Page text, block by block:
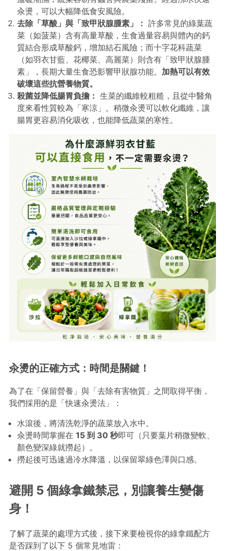
汆燙，可以大幅降低食安風險。
去除「草酸」與「致甲狀腺腫素」： 許多常見的綠葉蔬
菜（如菠菜）含有高量草酸，生食過量容易與體內的鈣
質結合形成草酸鈣，增加結石風險；而十字花科蔬菜
（如羽衣甘藍、花椰菜、高麗菜）則含有「致甲狀腺腫
素」，長期大量生食恐影響甲狀腺功能。 加熱可以有效
破壞這些抗營養物質。
殺菌並降低腸胃負擔： 生菜的纖維較粗糙，且從中醫角
度來看性質較為「寒涼」。稍微汆燙可以軟化纖維，讓
腸胃更容易消化吸收，也能降低蔬菜的寒性。
汆燙的正確方式：時間是關鍵！
為了在「保留營養」與「去除有害物質」之間取得平衡，
我們採用的是「快速汆燙法」：
水滾後，將清洗乾淨的蔬菜放入水中。
汆燙時間掌握在 15 到 30 秒即可（只要葉片稍微變軟、
顏色變深綠就撈起）。
撈起後可迅速過冷水降溫，以保留翠綠色澤與口感。
避開 5 個綠拿鐵禁忌，別讓養生變傷
身！
了解了蔬菜的處理方式後，接下來要檢視你的綠拿鐵配方
是否踩到了以下 5 個常見地雷：